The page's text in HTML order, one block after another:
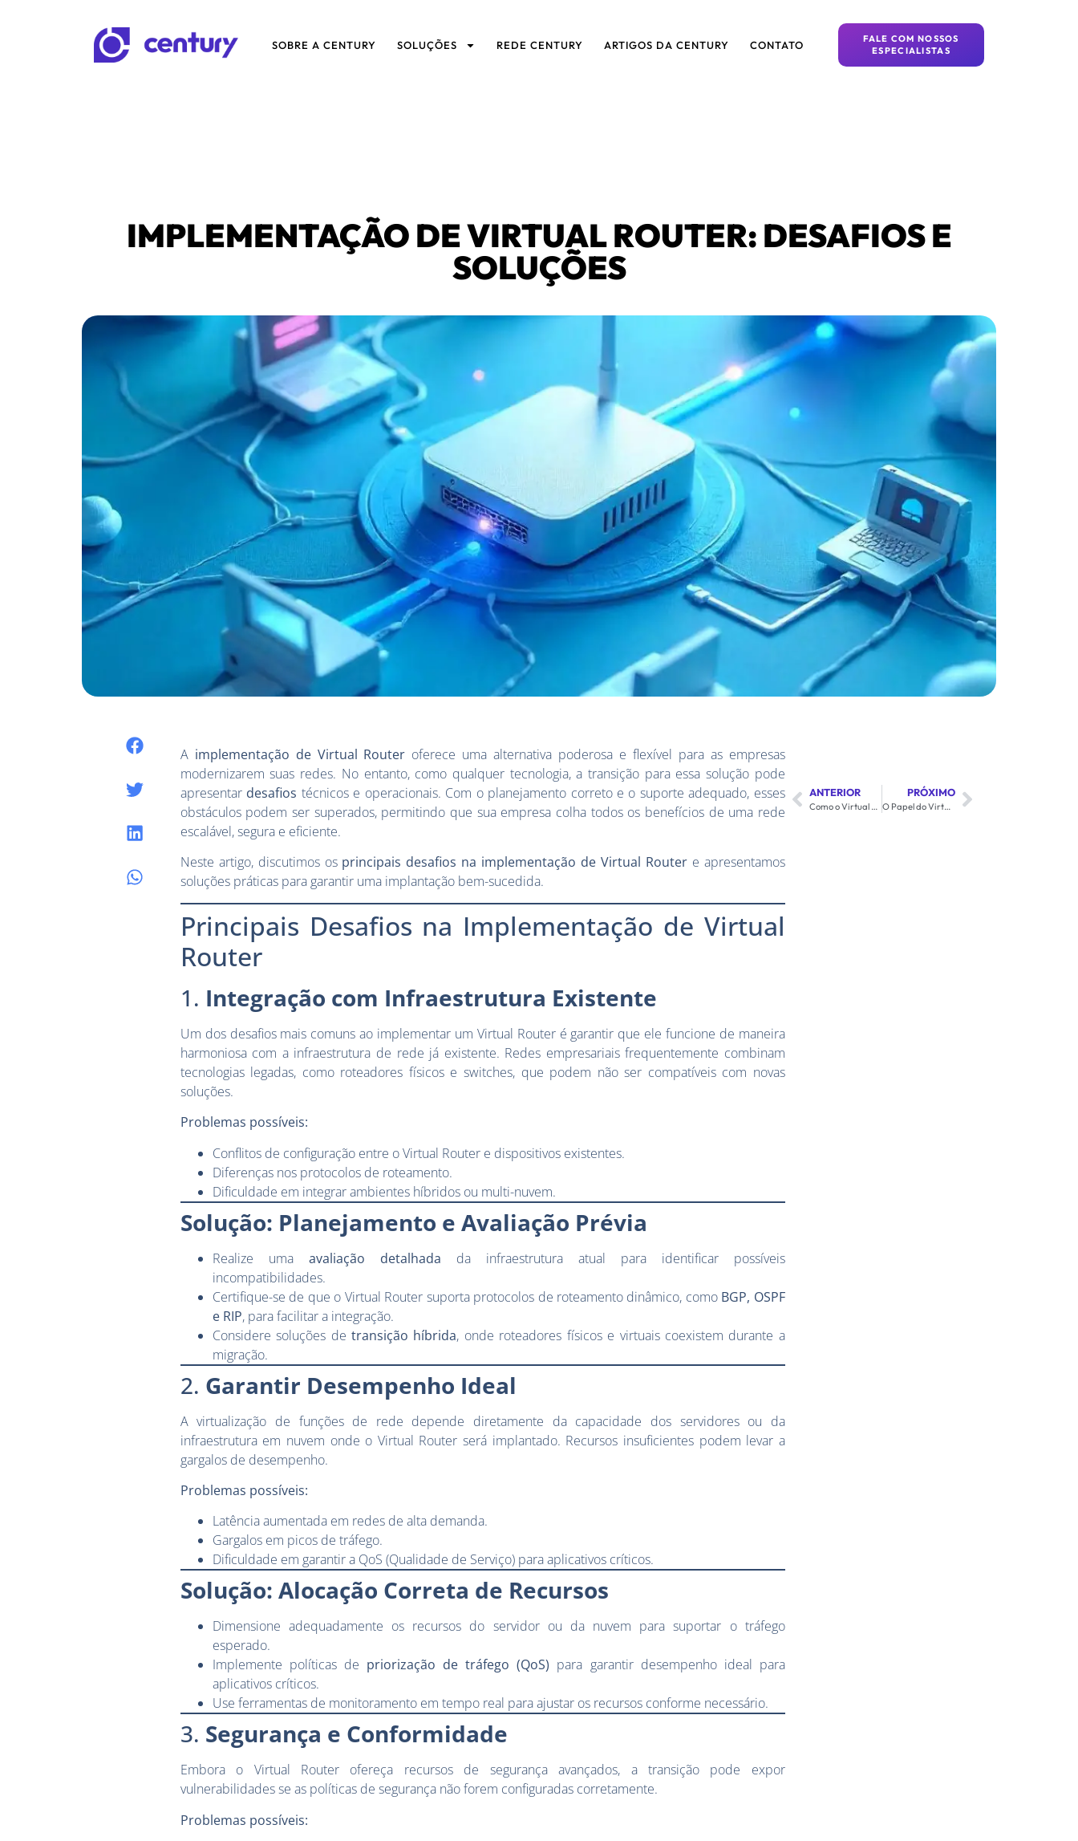
SOBRE A CENTURY SOLUÇÕES REDE CENTURY ARTIGOS DA CENTURY CONTATO
FALE COM NOSSOS
ESPECIALISTAS
IMPLEMENTAÇÃO DE VIRTUAL ROUTER: DESAFIOS E
SOLUÇÕES
A implementação de Virtual Router oferece uma alternativa poderosa e flexível para as empresas
modernizarem suas redes. No entanto, como qualquer tecnologia, a transição para essa solução pode
apresentar desafios técnicos e operacionais. Com o planejamento correto e o suporte adequado, esses
obstáculos podem ser superados, permitindo que sua empresa colha todos os benefícios de uma rede
escalável, segura e eficiente.
Neste artigo, discutimos os principais desafios na implementação de Virtual Router e apresentamos
soluções práticas para garantir uma implantação bem-sucedida.
Principais Desafios na Implementação de Virtual
Router
1. Integração com Infraestrutura Existente
Um dos desafios mais comuns ao implementar um Virtual Router é garantir que ele funcione de maneira
harmoniosa com a infraestrutura de rede já existente. Redes empresariais frequentemente combinam
tecnologias legadas, como roteadores físicos e switches, que podem não ser compatíveis com novas
soluções.
Problemas possíveis:
Conflitos de configuração entre o Virtual Router e dispositivos existentes.
Diferenças nos protocolos de roteamento.
Dificuldade em integrar ambientes híbridos ou multi-nuvem.
Solução: Planejamento e Avaliação Prévia
Realize uma avaliação detalhada da infraestrutura atual para identificar possíveis
incompatibilidades.
Certifique-se de que o Virtual Router suporta protocolos de roteamento dinâmico, como BGP, OSPF
e RIP, para facilitar a integração.
Considere soluções detransição híbrida, onde roteadores físicos e virtuais coexistem durante a
migração.
2. Garantir Desempenho Ideal
A virtualização de funções de rede depende diretamente da capacidade dos servidores ou da
infraestrutura em nuvem onde o Virtual Router será implantado. Recursos insuficientes podem levar a
gargalos de desempenho.
Problemas possíveis:
Latência aumentada em redes de alta demanda.
Gargalos em picos de tráfego.
Dificuldade em garantir a QoS (Qualidade de Serviço) para aplicativos críticos.
Solução: Alocação Correta de Recursos
Dimensione adequadamente os recursos do servidor ou da nuvem para suportar o tráfego
esperado.
Implemente políticas de priorização de tráfego (QoS) para garantir desempenho ideal para
aplicativos críticos.
Use ferramentas de monitoramento em tempo real para ajustar os recursos conforme necessário.
3. Segurança e Conformidade
Embora o Virtual Router ofereça recursos de segurança avançados, a transição pode expor
vulnerabilidades se as políticas de segurança não forem configuradas corretamente.
Problemas possíveis:
ANTERIOR
Como o Virtual Router Suporta o Crescimento e Escalabilidade das Empresas
PRÓXIMO
O Papel do Virtual Router na Transformação Digital